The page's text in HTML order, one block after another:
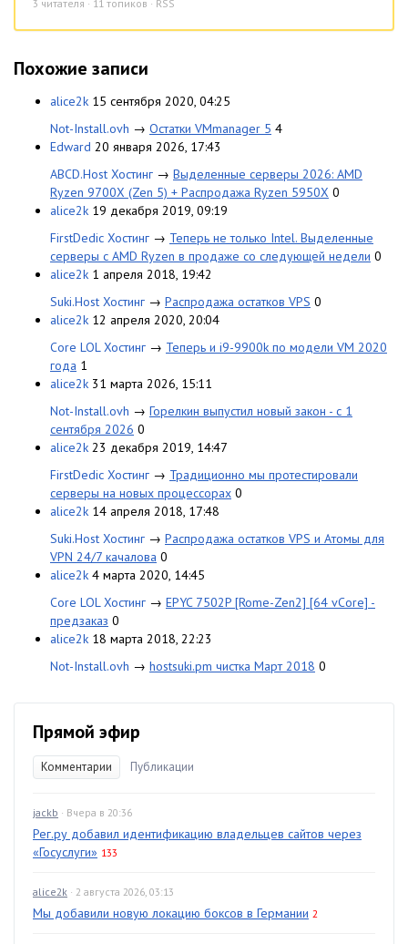
3 читателя · 11 топиков · RSS
Похожие записи
alice2k 15 сентября 2020, 04:25
Not-Install.ovh → Остатки VMmanager 5 4
Edward 20 января 2026, 17:43
ABCD.Host Хостинг → Выделенные серверы 2026: AMD
Ryzen 9700X (Zen 5) + Распродажа Ryzen 5950X 0
alice2k 19 декабря 2019, 09:19
FirstDedic Хостинг → Теперь не только Intel. Выделенные
серверы с AMD Ryzen в продаже со следующей недели 0
alice2k 1 апреля 2018, 19:42
Suki.Host Хостинг → Распродажа остатков VPS 0
alice2k 12 апреля 2020, 20:04
Core LOL Хостинг → Теперь и i9-9900k по модели VM 2020
года 1
alice2k 31 марта 2026, 15:11
Not-Install.ovh → Горелкин выпустил новый закон - с 1
сентября 2026 0
alice2k 23 декабря 2019, 14:47
FirstDedic Хостинг → Традиционно мы протестировали
серверы на новых процессорах 0
alice2k 14 апреля 2018, 17:48
Suki.Host Хостинг → Распродажа остатков VPS и Атомы для
VPN 24/7 качалова 0
alice2k 4 марта 2020, 14:45
Core LOL Хостинг → EPYC 7502P [Rome-Zen2] [64 vCore] -
предзаказ 0
alice2k 18 марта 2018, 22:23
Not-Install.ovh → hostsuki.pm чистка Март 2018 0
Прямой эфир
Комментарии Публикации
jackb · Вчера в 20:36
Рег.ру добавил идентификацию владельцев сайтов через
«Госуслуги» 133
alice2k · 2 августа 2026, 03:13
Мы добавили новую локацию боксов в Германии 2